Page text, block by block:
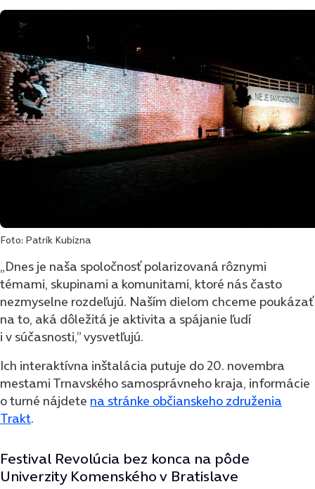
Foto: Patrik Kubizna
„Dnes je naša spoločnosť polarizovaná rôznymi
témami, skupinami a komunitami, ktoré nás často
nezmyselne rozdeľujú. Naším dielom chceme poukázať
na to, aká dôležitá je aktivita a spájanie ľudí
i v súčasnosti,” vysvetľujú.
Ich interaktívna inštalácia putuje do 20. novembra
mestami Trnavského samosprávneho kraja, informácie
o turné nájdete na stránke občianskeho združenia
Trakt.
Festival Revolúcia bez konca na pôde
Univerzity Komenského v Bratislave